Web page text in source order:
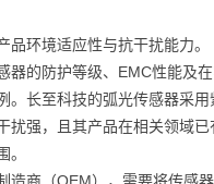
品环境适应性与抗干扰能力。
器的防护等级、EMC性能及
。长至科技的弧光传感器采
扰强，且其产品在相关领域已
。